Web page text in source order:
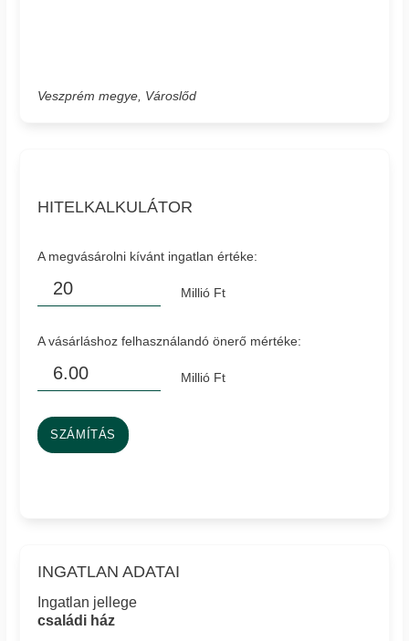
Veszprém megye, Városlőd
HITELKALKULÁTOR
A megvásárolni kívánt ingatlan értéke:
Millió Ft
A vásárláshoz felhasználandó önerő mértéke:
Millió Ft
SZÁMÍTÁS
INGATLAN ADATAI
Ingatlan jellege
családi ház